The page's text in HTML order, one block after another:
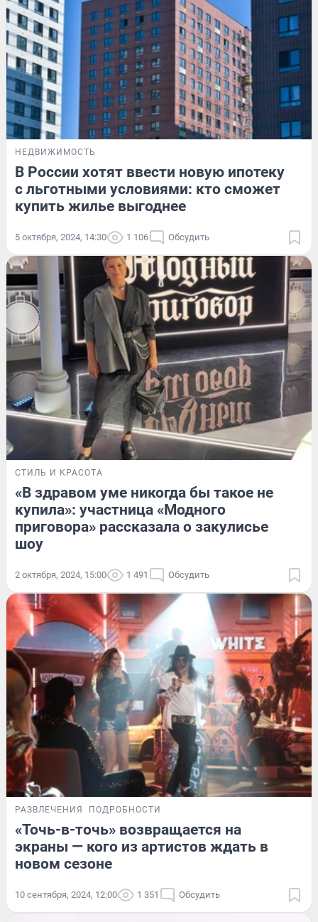
НЕДВИЖИМОСТЬ
В России хотят ввести новую ипотеку
с льготными условиями: кто сможет
купить жилье выгоднее
5 октября, 2024, 14:30 1 106 Обсудить
СТИЛЬ И КРАСОТА
«В здравом уме никогда бы такое не
купила»: участница «Модного
приговора» рассказала о закулисье
шоу
2 октября, 2024, 15:00 1 491 Обсудить
РАЗВЛЕЧЕНИЯ ПОДРОБНОСТИ
«Точь-в-точь» возвращается на
экраны — кого из артистов ждать в
новом сезоне
10 сентября, 2024, 12:00 1 351 Обсудить